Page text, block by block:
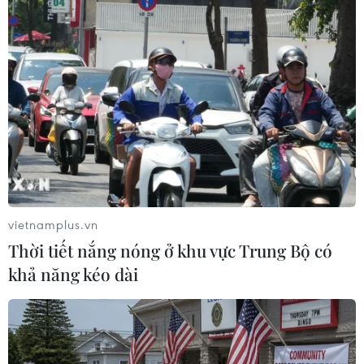
Theo dõi VietnamPlus
TIN LIÊN QUAN
vietnamplus.vn
Thời tiết nắng nóng ở khu vực Trung Bộ có
khả năng kéo dài